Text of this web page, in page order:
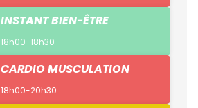
INSTANT BIEN-ÊTRE
18h00-18h30
CARDIO MUSCULATION
18h00-20h30